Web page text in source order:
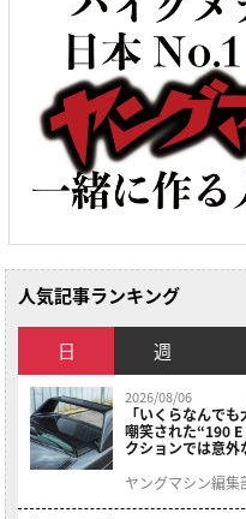
人気記事ランキング
日 週
2026/08/06
「いくらなんで
嘲笑された“190
クションでは意外
ヤングマシン編集